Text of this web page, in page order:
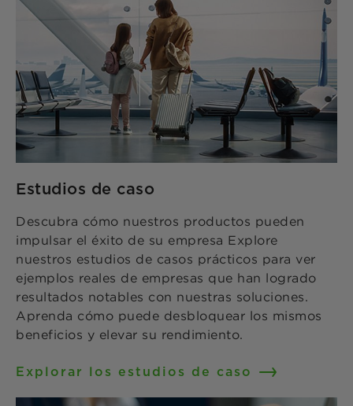
Estudios de caso
Descubra cómo nuestros productos pueden
impulsar el éxito de su empresa Explore
nuestros estudios de casos prácticos para ver
ejemplos reales de empresas que han logrado
resultados notables con nuestras soluciones.
Aprenda cómo puede desbloquear los mismos
beneficios y elevar su rendimiento.
Explorar los estudios de caso